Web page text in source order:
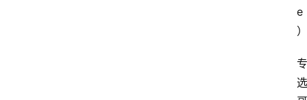
e
）
专
选